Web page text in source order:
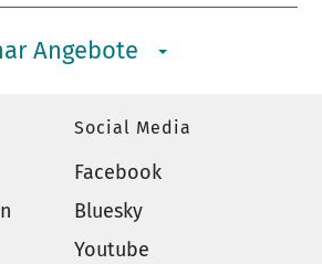
Angebote
Social Media
Facebook
Bluesky
Youtube